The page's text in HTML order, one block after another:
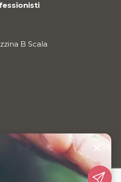
B Scala
Come possiamo aiutarvi?